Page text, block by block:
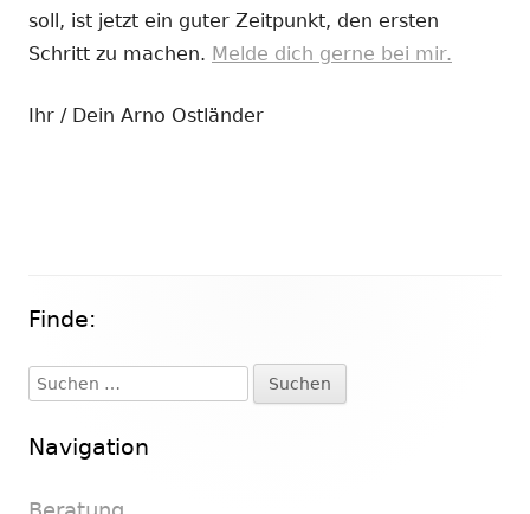
soll, ist jetzt ein guter Zeitpunkt, den ersten
Schritt zu machen. Melde dich gerne bei mir.
Ihr / Dein Arno Ostländer
Haupt-
Seitenleiste
Finde:
Suchen
nach:
Navigation